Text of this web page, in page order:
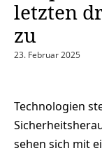
letzten
zu
23. Februar 2025
Technologien
sehen sich mit